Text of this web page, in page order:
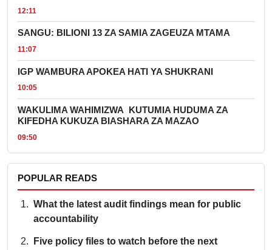
12:11
SANGU: BILIONI 13 ZA SAMIA ZAGEUZA MTAMA
11:07
IGP WAMBURA APOKEA HATI YA SHUKRANI
10:05
WAKULIMA WAHIMIZWA KUTUMIA HUDUMA ZA
KIFEDHA KUKUZA BIASHARA ZA MAZAO
09:50
POPULAR READS
What the latest audit findings mean for public
accountability
Five policy files to watch before the next